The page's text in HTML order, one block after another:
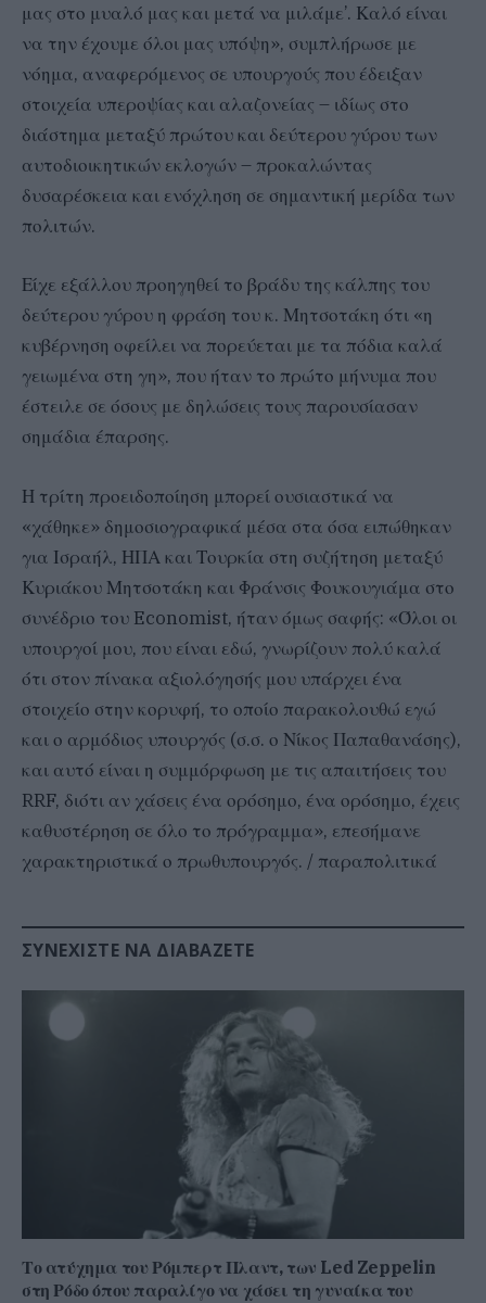
μας στο μυαλό μας και μετά να μιλάμε’. Καλό είναι
να την έχουμε όλοι μας υπόψη», συμπλήρωσε με
νόημα, αναφερόμενος σε υπουργούς που έδειξαν
στοιχεία υπεροψίας και αλαζονείας – ιδίως στο
διάστημα μεταξύ πρώτου και δεύτερου γύρου των
αυτοδιοικητικών εκλογών – προκαλώντας
δυσαρέσκεια και ενόχληση σε σημαντική μερίδα των
πολιτών.
Είχε εξάλλου προηγηθεί το βράδυ της κάλπης του
δεύτερου γύρου η φράση του κ. Μητσοτάκη ότι «η
κυβέρνηση οφείλει να πορεύεται με τα πόδια καλά
γειωμένα στη γη», που ήταν το πρώτο μήνυμα που
έστειλε σε όσους με δηλώσεις τους παρουσίασαν
σημάδια έπαρσης.
Η τρίτη προειδοποίηση μπορεί ουσιαστικά να
«χάθηκε» δημοσιογραφικά μέσα στα όσα ειπώθηκαν
για Ισραήλ, ΗΠΑ και Τουρκία στη συζήτηση μεταξύ
Κυριάκου Μητσοτάκη και Φράνσις Φουκουγιάμα στο
συνέδριο του Economist, ήταν όμως σαφής: «Όλοι οι
υπουργοί μου, που είναι εδώ, γνωρίζουν πολύ καλά
ότι στον πίνακα αξιολόγησής μου υπάρχει ένα
στοιχείο στην κορυφή, το οποίο παρακολουθώ εγώ
και ο αρμόδιος υπουργός (σ.σ. ο Νίκος Παπαθανάσης),
και αυτό είναι η συμμόρφωση με τις απαιτήσεις του
RRF, διότι αν χάσεις ένα ορόσημο, ένα ορόσημο, έχεις
καθυστέρηση σε όλο το πρόγραμμα», επεσήμανε
χαρακτηριστικά ο πρωθυπουργός. / παραπολιτικά
ΣΥΝΕΧΊΣΤΕ ΝΑ ΔΙΑΒΆΖΕΤΕ
Το ατύχημα του Ρόμπερτ Πλαντ, των Led Zeppelin
στη Ρόδο όπου παραλίγο να χάσει τη γυναίκα του